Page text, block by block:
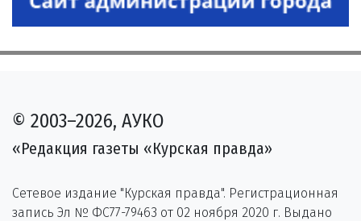
© 2003–2026, АУКО
«Редакция газеты «Курская правда»
Сетевое издание "Курская правда". Регистрационная
запись Эл № ФС77-79463 от 02 ноября 2020 г. Выдано